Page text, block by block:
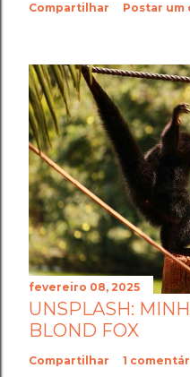
Compartilhar Postar um
fevereiro 08, 2025
UNSPLASH:
BLOND FOX
Compartilhar 1